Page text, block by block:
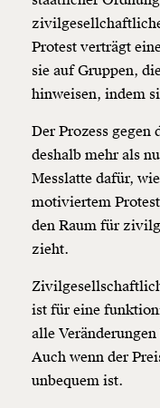
Protest verträgt
sie auf Gruppen,
hinweisen, indem
Der Prozess gegen
deshalb mehr als
Messlatte dafür,
motiviertem
den Raum für
zieht.
ist für eine
alle
Auch wenn der
unbequem ist.